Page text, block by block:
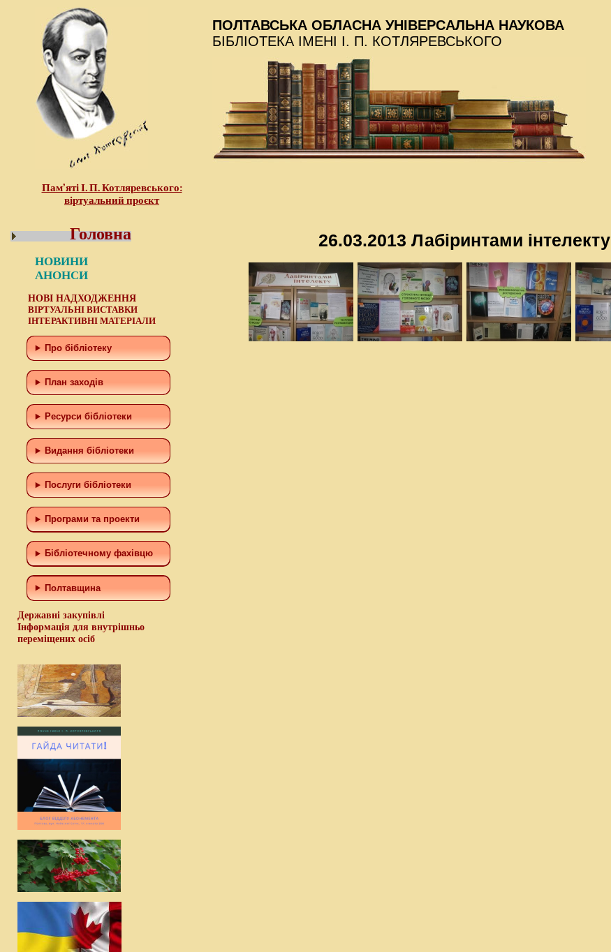
Пам’яті І. П. Котляревського:
віртуальний проєкт
ПОЛТАВСЬКА ОБЛАСНА УНІВЕРСАЛЬНА НАУКОВА
БІБЛІОТЕКА ІМЕНІ І. П. КОТЛЯРЕВСЬКОГО
Головна
НОВИНИ
АНОНСИ
НОВІ НАДХОДЖЕННЯ
ВІРТУАЛЬНІ ВИСТАВКИ
ІНТЕРАКТИВНІ МАТЕРІАЛИ
Про бібліотеку
План заходів
Ресурси бібліотеки
Видання бібліотеки
Послуги бібліотеки
Програми та проекти
Бiблiотечному фахiвцю
Полтавщина
Державні закупівлі
Інформація для внутрішньо
переміщених осіб
26.03.2013 Лабіринтами інтелекту